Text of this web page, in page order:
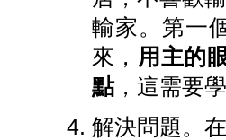
輸家。第一
來， 用主的
點，這需要
解決問題。